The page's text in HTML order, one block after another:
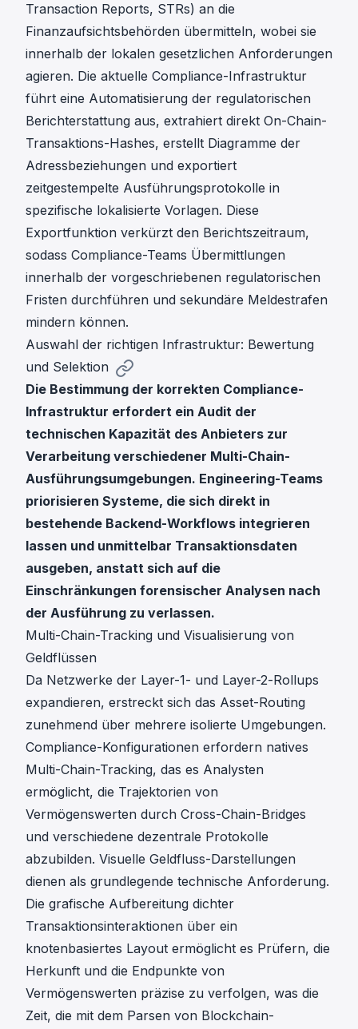
Transaction Reports, STRs) an die
Finanzaufsichtsbehörden übermitteln, wobei sie
innerhalb der lokalen gesetzlichen Anforderungen
agieren. Die aktuelle Compliance-Infrastruktur
führt eine Automatisierung der regulatorischen
Berichterstattung aus, extrahiert direkt On-Chain-
Transaktions-Hashes, erstellt Diagramme der
Adressbeziehungen und exportiert
zeitgestempelte Ausführungsprotokolle in
spezifische lokalisierte Vorlagen. Diese
Exportfunktion verkürzt den Berichtszeitraum,
sodass Compliance-Teams Übermittlungen
innerhalb der vorgeschriebenen regulatorischen
Fristen durchführen und sekundäre Meldestrafen
mindern können.
Auswahl der richtigen Infrastruktur: Bewertung
und Selektion
Die Bestimmung der korrekten Compliance-
Infrastruktur erfordert ein Audit der
technischen Kapazität des Anbieters zur
Verarbeitung verschiedener Multi-Chain-
Ausführungsumgebungen. Engineering-Teams
priorisieren Systeme, die sich direkt in
bestehende Backend-Workflows integrieren
lassen und unmittelbar Transaktionsdaten
ausgeben, anstatt sich auf die
Einschränkungen forensischer Analysen nach
der Ausführung zu verlassen.
Multi-Chain-Tracking und Visualisierung von
Geldflüssen
Da Netzwerke der Layer-1- und Layer-2-Rollups
expandieren, erstreckt sich das Asset-Routing
zunehmend über mehrere isolierte Umgebungen.
Compliance-Konfigurationen erfordern natives
Multi-Chain-Tracking, das es Analysten
ermöglicht, die Trajektorien von
Vermögenswerten durch Cross-Chain-Bridges
und verschiedene dezentrale Protokolle
abzubilden. Visuelle Geldfluss-Darstellungen
dienen als grundlegende technische Anforderung.
Die grafische Aufbereitung dichter
Transaktionsinteraktionen über ein
knotenbasiertes Layout ermöglicht es Prüfern, die
Herkunft und die Endpunkte von
Vermögenswerten präzise zu verfolgen, was die
Zeit, die mit dem Parsen von Blockchain-